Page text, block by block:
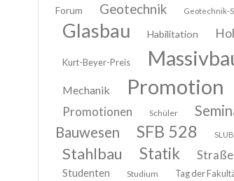
Forum
Geotechnik Geotechnik-
Glasbau Habilitation
Kurt-Beyer-Preis
Mechanik Promotion
Promotionen Schüler
Bauwesen
SFB 528 SLUB
Stahlbau Statik
Studenten Studium Tag der